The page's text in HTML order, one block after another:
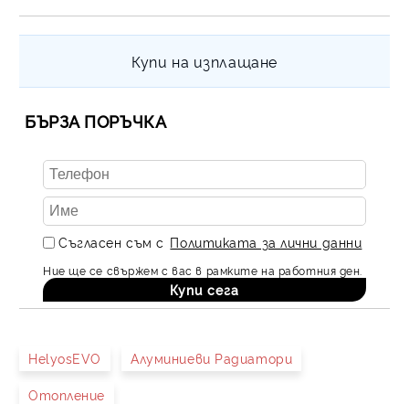
Купи на изплащане
БЪРЗА ПОРЪЧКА
Съгласен съм с Политиката за лични данни
Ние ще се свържем с вас в рамките на работния ден.
HelyosEVO Алуминиеви Радиатори
Отопление